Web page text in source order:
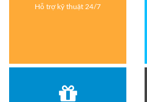
Hỗ trợ kỹ thuật 24/7